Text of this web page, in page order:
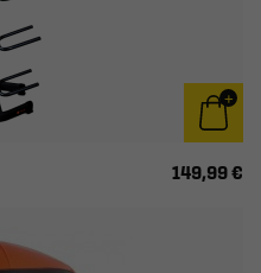
149,99 €